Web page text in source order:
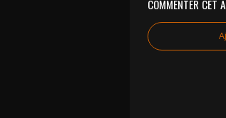
COMMENTER CET